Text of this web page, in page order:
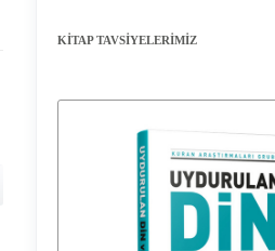
KİTAP TAVSİYELERİMİZ